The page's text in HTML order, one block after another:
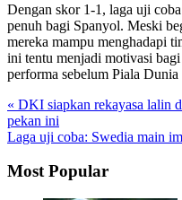
Dengan skor 1-1, laga uji
penuh bagi Spanyol. Meski
mereka mampu menghadapi
ini tentu menjadi motivasi
performa sebelum Piala
« DKI siapkan rekayasa lalin
pekan ini
Laga uji coba: Swedia main
Most Popular